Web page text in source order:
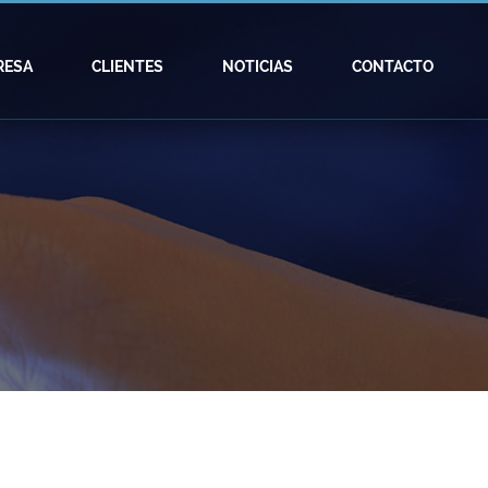
CLIENTES NOTICIAS CONTACTO